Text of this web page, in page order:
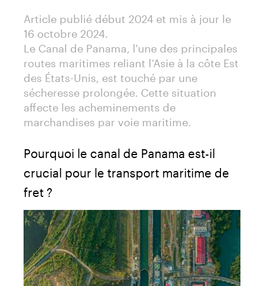
Article publié début 2024 et mis à jour le
16 octobre 2024.
Le Canal de Panama, l'une des principales
routes maritimes reliant l’Asie à la côte Est
des États-Unis, est touché par une
sécheresse prolongée. Cette situation
affecte les acheminements de
marchandises par voie maritime.
Pourquoi le canal de Panama est-il
crucial pour le transport maritime de
fret ?